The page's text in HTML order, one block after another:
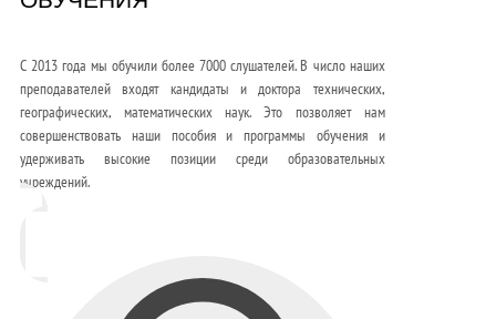
С 2013 года мы обучили более 7000 слушателей. В число наших
преподавателей входят кандидаты и доктора технических,
географических, математических наук. Это позволяет нам
совершенствовать наши пособия и программы обучения и
удерживать высокие позиции среди образовательных
учреждений.